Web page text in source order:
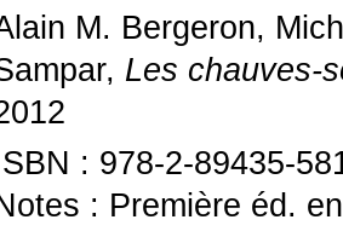
M. Bergeron,
Les chauves-
: 978-2-89435-
: Première éd.